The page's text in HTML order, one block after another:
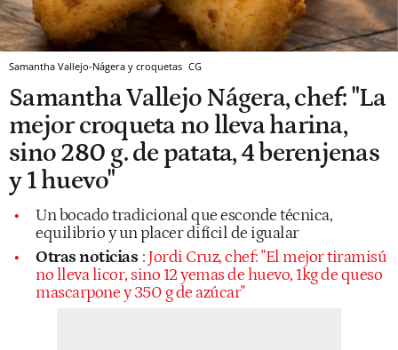
Samantha Vallejo-Nágera y croquetas CG
Samantha Vallejo Nágera, chef: "La
mejor croqueta no lleva harina,
sino 280 g. de patata, 4 berenjenas
y 1 huevo"
Un bocado tradicional que esconde técnica,
equilibrio y un placer difícil de igualar
Otras noticias : Jordi Cruz, chef: "El mejor tiramisú
no lleva licor, sino 12 yemas de huevo, 1kg de queso
mascarpone y 350 g de azúcar"